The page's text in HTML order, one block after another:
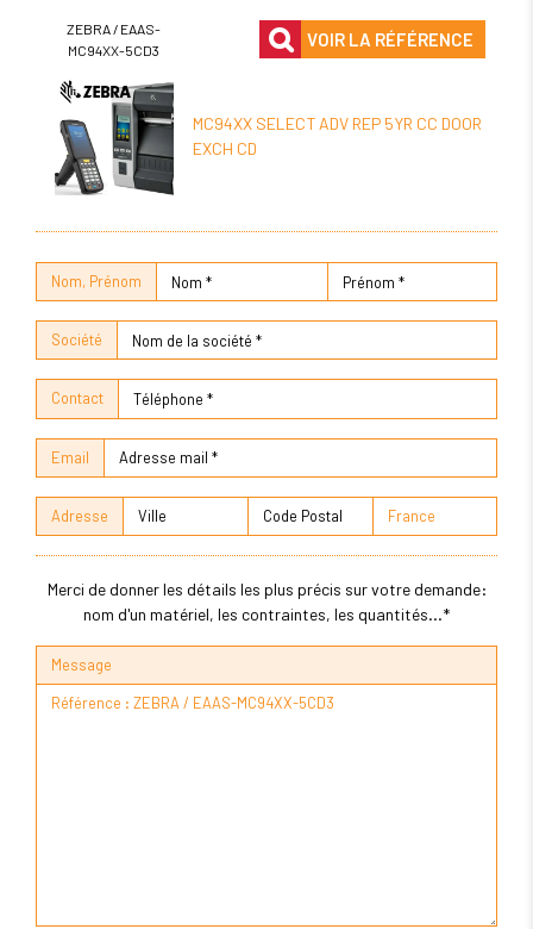
ZEBRA / EAAS-
MC94XX-5CD3
VOIR LA RÉFÉRENCE
MC94XX SELECT ADV REP 5YR CC DOOR
EXCH CD
Nom, Prénom
Société
Contact
Email
Adresse
Merci de donner les détails les plus précis sur votre demande:
nom d'un matériel, les contraintes, les quantités...*
Message